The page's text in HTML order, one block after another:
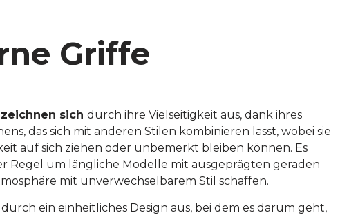
Griffe
sich durch ihre Vielseitigkeit aus, dank ihres
das sich mit anderen Stilen kombinieren lässt, wobei sie
auf sich ziehen oder unbemerkt bleiben können. Es
Regel um längliche Modelle mit ausgeprägten geraden
mit unverwechselbarem Stil schaffen.
ein einheitliches Design aus, bei dem es darum geht,